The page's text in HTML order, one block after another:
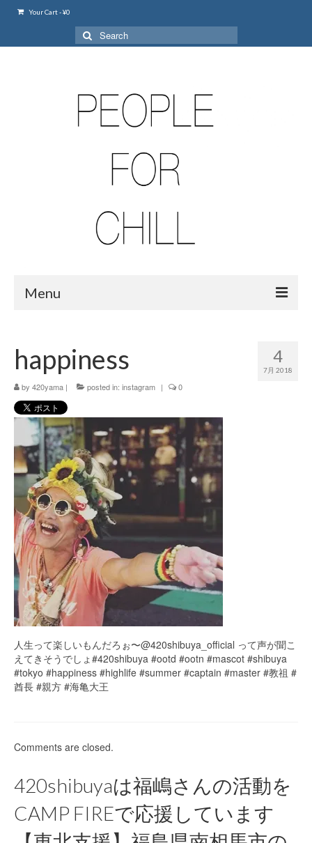
Your Cart-¥0
Search
for:
Menu
420 shibuya_info
420 shibuya_access
420 shibuya_shop
Instagram:420shibuya_official
About:FOUR TWENTY SHIBUYA
YouTube:420shibuya
420 Blog Full
www.h4wp.com
420friendly 通販
4
7月 2018
happiness
by 420yama | posted in: instagram | 0
人生って楽しいもんだろぉ〜@420shibuya_official って声が聞こ
えてきそうでしょ#420shibuya #ootd #ootn #mascot #shibuya
#tokyo #happiness #highlife #summer #captain #master #教祖 #
酋長 #親方 #海亀大王
Comments are closed.
420shibuyaは福嶋さんの活動を
CAMP FIREで応援しています